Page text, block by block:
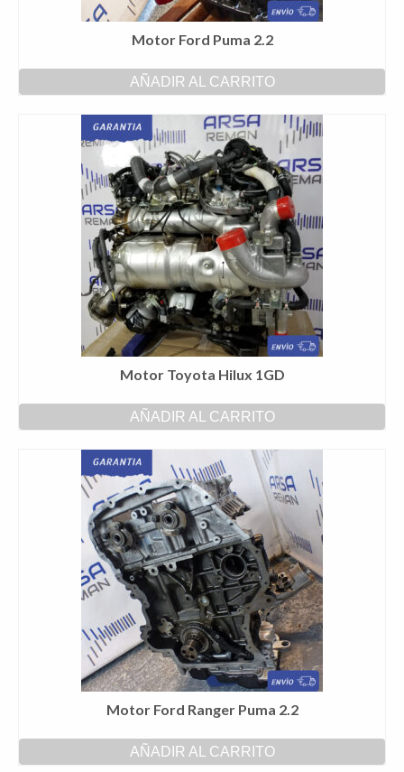
Motor Ford Puma 2.2
AÑADIR AL CARRITO
Motor Toyota Hilux 1GD
AÑADIR AL CARRITO
Motor Ford Ranger Puma 2.2
AÑADIR AL CARRITO